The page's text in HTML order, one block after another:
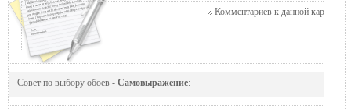
Комментариев к данной картинке
Совет по выбору обоев - Самовыражение: